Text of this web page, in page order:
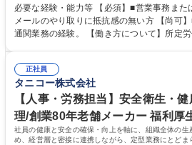
調整まで幅広く対応し、当社事業の根幹を支えて
業務、請求書発行 ■海外工場とのスケジュ
の確認・作成 ■配送手配 ■通関業者を通して
ルプロデュースしているため、商品に関わる
す。 募集職種 東京都中央区【営業事務・貿易事務】食品商社/残業少なめ/
リモート等相談可
必要な経験・能力等 【必須】■営業事務ま
メールのやり取りに抵抗感の無い方 【尚可
通関業務の経験。 【働き方について】所定労働時間は7時間と短めで、残
の強み】1991年の設立以来、外食産業を中
ズに沿った冷凍水産物等の生産・輸入・販売
自社工場と海外拠点の強固な連携によるワン
みです。 学歴・資格 学歴：大学院 大学
正社員
タニコー株式会社
【人事・労務担当】安全衛生・
理/創業80年老舗メーカー 福利厚
社員の健康と安全の確保・向上を軸に、組織全体の
め、経営層と密接に連携しながら、定型業務にとどま